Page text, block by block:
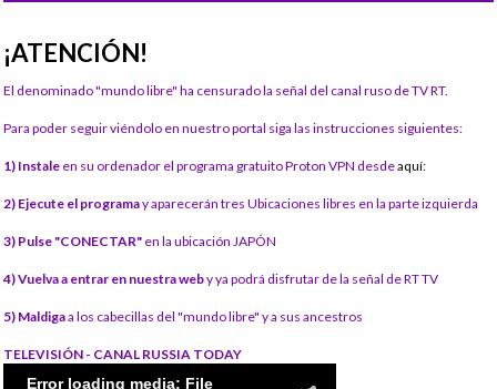
¡ATENCIÓN!
El denominado "mundo libre" ha censurado la señal del canal ruso de TV RT.
Para poder seguir viéndolo en nuestro portal siga las instrucciones siguientes:
1) Instale en su ordenador el programa gratuito Proton VPN desdeaquí:
2) Ejecute el programay aparecerán tres Ubicaciones libres en la parte izquierda
3) Pulse "CONECTAR" en la ubicación JAPÓN
4) Vuelva a entrar en nuestra weby ya podrá disfrutar de la señal de RT TV
5) Maldigaa los cabecillas del "mundo libre" y a sus ancestros
TELEVISIÓN - CANAL RUSSIA TODAY